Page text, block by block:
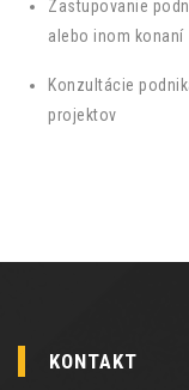
Zastupovanie
alebo inom konaní
Konzultácie
projektov
KONTAKT